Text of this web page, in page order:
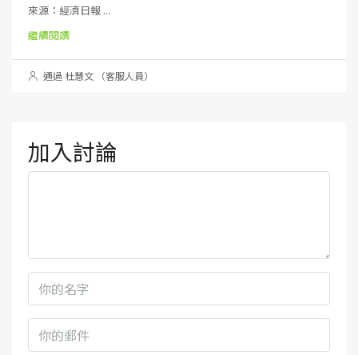
來源：經濟日報 ...
繼續閱讀
通過 杜慧文 （客服人員）
加入討論